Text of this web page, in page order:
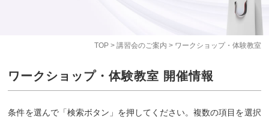
TOP> 講習会のご案内 > ワークショップ・体験教室
ワークショップ・体験教室 開催情報
条件を選んで「検索ボタン」を押してください。複数の項目を選択